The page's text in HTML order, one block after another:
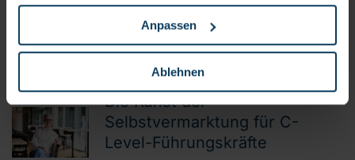
Anpassen
Ablehnen
Liquiditätsplanung für C-Level
Interim Manager
Die Kunst der
Selbstvermarktung für C-
Level-Führungskräfte